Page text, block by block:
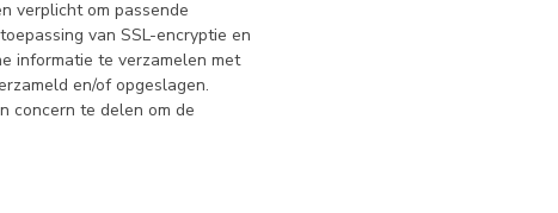
verplicht om passende
van SSL-encryptie en
informatie te verzamelen met
en/of opgeslagen.
concern te delen om de